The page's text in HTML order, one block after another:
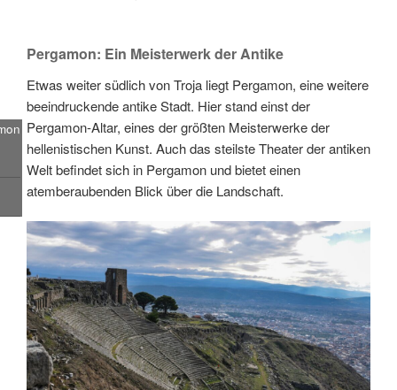
Pergamon: Ein Meisterwerk der Antike
Etwas weiter südlich von Troja liegt Pergamon, eine weitere
beeindruckende antike Stadt. Hier stand einst der
Pergamon-Altar, eines der größten Meisterwerke der
hellenistischen Kunst. Auch das steilste Theater der antiken
Welt befindet sich in Pergamon und bietet einen
atemberaubenden Blick über die Landschaft.